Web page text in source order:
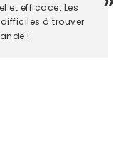
et efficace. Les
à trouver
!